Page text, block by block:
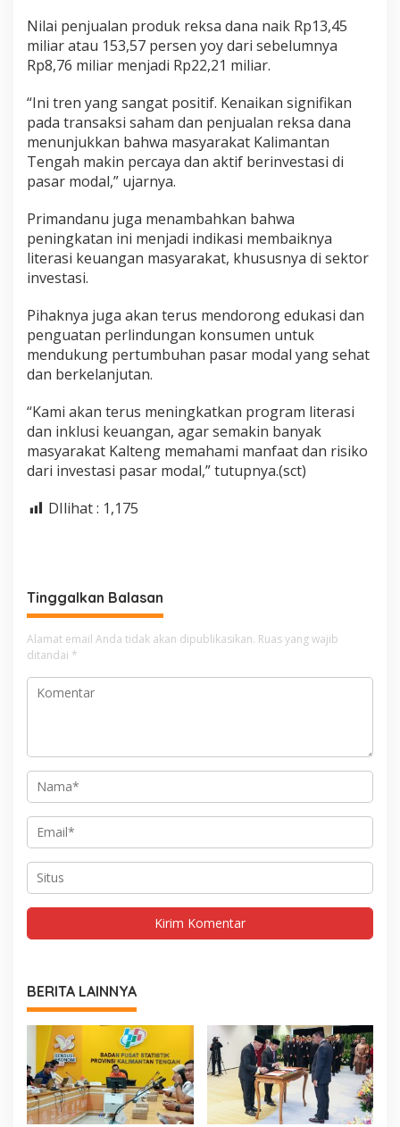
Nilai penjualan produk reksa dana naik Rp13,45
miliar atau 153,57 persen yoy dari sebelumnya
Rp8,76 miliar menjadi Rp22,21 miliar.
“Ini tren yang sangat positif. Kenaikan signifikan
pada transaksi saham dan penjualan reksa dana
menunjukkan bahwa masyarakat Kalimantan
Tengah makin percaya dan aktif berinvestasi di
pasar modal,” ujarnya.
Primandanu juga menambahkan bahwa
peningkatan ini menjadi indikasi membaiknya
literasi keuangan masyarakat, khususnya di sektor
investasi.
Pihaknya juga akan terus mendorong edukasi dan
penguatan perlindungan konsumen untuk
mendukung pertumbuhan pasar modal yang sehat
dan berkelanjutan.
“Kami akan terus meningkatkan program literasi
dan inklusi keuangan, agar semakin banyak
masyarakat Kalteng memahami manfaat dan risiko
dari investasi pasar modal,” tutupnya.(sct)
DIlihat : 1,175
Tinggalkan Balasan
Alamat email Anda tidak akan dipublikasikan. Ruas yang wajib
ditandai *
BERITA LAINNYA